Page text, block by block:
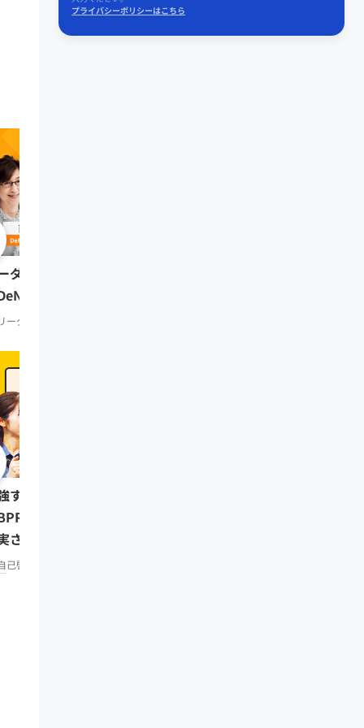
ダーの挑戦⑨ 南場智子氏
会長）
ーダーシップ
する習慣をつけたい人は
」で仕事もプライベートも
させよう／みんなの相談室
己啓発
プライバシーポリシーはこちら